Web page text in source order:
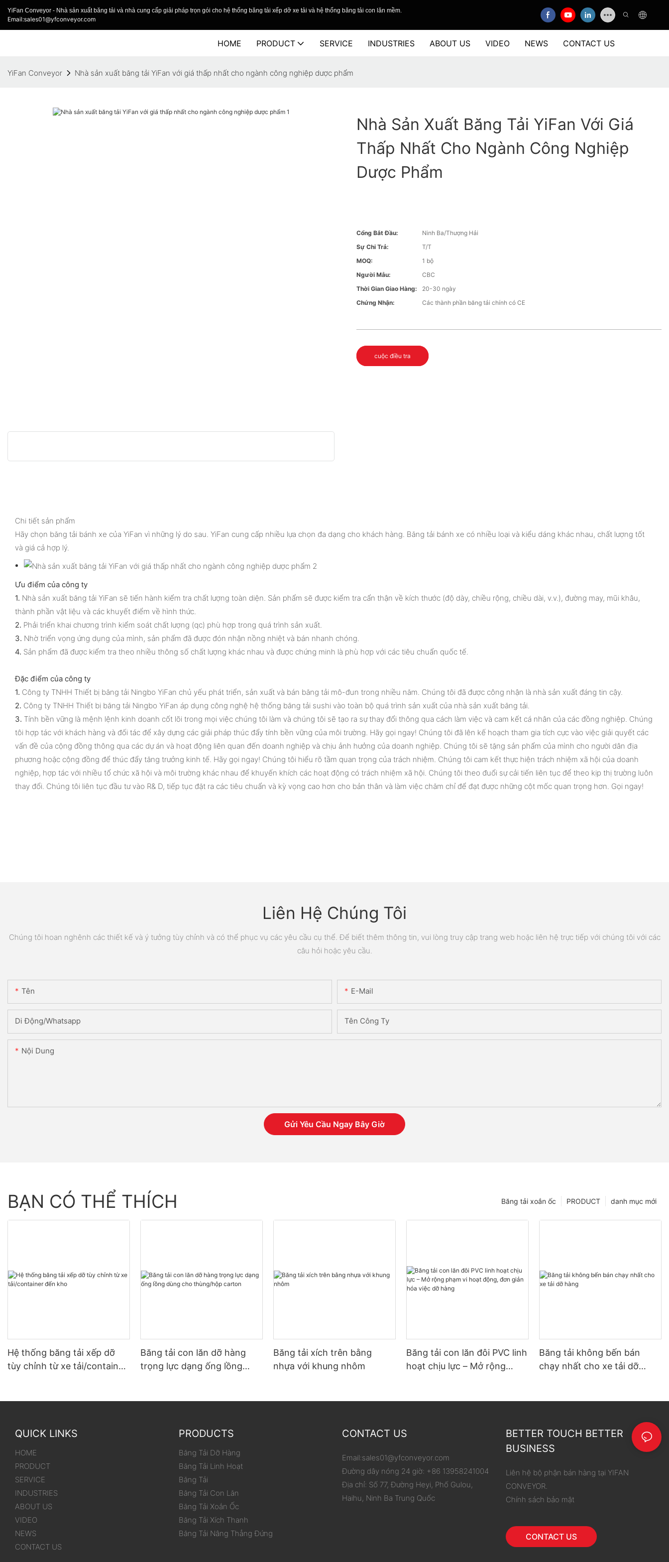
YiFan Conveyor - Nhà sản xuất băng tải và nhà cung cấp giải pháp trọn gói cho hệ thống băng tải xếp dỡ xe tải và hệ thống băng tải con lăn mềm.
Email:sales01@yfconveyor.com
HOME PRODUCT SERVICE INDUSTRIES ABOUT US VIDEO NEWS CONTACT US
YiFan Conveyor Nhà sản xuất băng tải YiFan với giá thấp nhất cho ngành công nghiệp dược phẩm
Nhà Sản Xuất Băng Tải YiFan Với Giá
Thấp Nhất Cho Ngành Công Nghiệp
Dược Phẩm
Cổng Bắt Đầu:
Ninh Ba/Thượng Hải
Sự Chi Trả:
T/T
MOQ:
1 bộ
Người Mẫu:
CBC
Thời Gian Giao Hàng:
20-30 ngày
Chứng Nhận:
Các thành phần băng tải chính có CE
cuộc điều tra
Chi tiết sản phẩm
Hãy chọn băng tải bánh xe của YiFan vì những lý do sau. YiFan cung cấp nhiều lựa chọn đa dạng cho khách hàng. Băng tải bánh xe có nhiều loại và kiểu dáng khác nhau, chất lượng tốt
và giá cả hợp lý.
Ưu điểm của công ty
1. Nhà sản xuất băng tải YiFan sẽ tiến hành kiểm tra chất lượng toàn diện. Sản phẩm sẽ được kiểm tra cẩn thận về kích thước (độ dày, chiều rộng, chiều dài, v.v.), đường may, mũi khâu,
thành phần vật liệu và các khuyết điểm về hình thức.
2. Phải triển khai chương trình kiểm soát chất lượng (qc) phù hợp trong quá trình sản xuất.
3. Nhờ triển vọng ứng dụng của mình, sản phẩm đã được đón nhận nồng nhiệt và bán nhanh chóng.
4. Sản phẩm đã được kiểm tra theo nhiều thông số chất lượng khác nhau và được chứng minh là phù hợp với các tiêu chuẩn quốc tế.
Đặc điểm của công ty
1. Công ty TNHH Thiết bị băng tải Ningbo YiFan chủ yếu phát triển, sản xuất và bán băng tải mô-đun trong nhiều năm. Chúng tôi đã được công nhận là nhà sản xuất đáng tin cậy.
2. Công ty TNHH Thiết bị băng tải Ningbo YiFan áp dụng công nghệ hệ thống băng tải sushi vào toàn bộ quá trình sản xuất của nhà sản xuất băng tải.
3. Tính bền vững là mệnh lệnh kinh doanh cốt lõi trong mọi việc chúng tôi làm và chúng tôi sẽ tạo ra sự thay đổi thông qua cách làm việc và cam kết cá nhân của các đồng nghiệp. Chúng
tôi hợp tác với khách hàng và đối tác để xây dựng các giải pháp thúc đẩy tính bền vững của môi trường. Hãy gọi ngay! Chúng tôi đã lên kế hoạch tham gia tích cực vào việc giải quyết các
vấn đề của cộng đồng thông qua các dự án và hoạt động liên quan đến doanh nghiệp và chịu ảnh hưởng của doanh nghiệp. Chúng tôi sẽ tặng sản phẩm của mình cho người dân địa
phương hoặc cộng đồng để thúc đẩy tăng trưởng kinh tế. Hãy gọi ngay! Chúng tôi hiểu rõ tầm quan trọng của trách nhiệm. Chúng tôi cam kết thực hiện trách nhiệm xã hội của doanh
nghiệp, hợp tác với nhiều tổ chức xã hội và môi trường khác nhau để khuyến khích các hoạt động có trách nhiệm xã hội. Chúng tôi theo đuổi sự cải tiến liên tục để theo kịp thị trường luôn
thay đổi. Chúng tôi liên tục đầu tư vào R& D, tiếp tục đặt ra các tiêu chuẩn và kỳ vọng cao hơn cho bản thân và làm việc chăm chỉ để đạt được những cột mốc quan trọng hơn. Gọi ngay!
Liên Hệ Chúng Tôi
Chúng tôi hoan nghênh các thiết kế và ý tưởng tùy chỉnh và có thể phục vụ các yêu cầu cụ thể. Để biết thêm thông tin, vui lòng truy cập trang web hoặc liên hệ trực tiếp với chúng tôi với các
câu hỏi hoặc yêu cầu.
Tên E-Mail
Di Động/Whatsapp Tên Công Ty
Nội Dung
Gửi Yêu Cầu Ngay Bây Giờ
BẠN CÓ THỂ THÍCH danh mục mới
PRODUCT
Băng tải xoắn ốc
Hệ thống băng tải xếp dỡ
tùy chỉnh từ xe tải/container
Băng tải con lăn dỡ hàng
trọng lực dạng ống lồng
Băng tải xích trên bằng
nhựa với khung nhôm
Băng tải con lăn đôi PVC linh
hoạt chịu lực – Mở rộng
Băng tải không bến bán
chạy nhất cho xe tải dỡ
QUICK LINKS
HOME
PRODUCT
SERVICE
INDUSTRIES
ABOUT US
VIDEO
NEWS
CONTACT US
PRODUCTS
Băng Tải Dỡ Hàng
Băng Tải Linh Hoạt
Băng Tải
Băng Tải Con Lăn
Băng Tải Xoắn Ốc
Băng Tải Xích Thanh
Băng Tải Nâng Thẳng Đứng
CONTACT US
Email:sales01@yfconveyor.com
Đường dây nóng 24 giờ: +86 13958241004
Địa chỉ: Số 77, Đường Heyi, Phố Gulou,
Haihu, Ninh Ba Trung Quốc
BETTER TOUCH BETTER
BUSINESS
Liên hệ bộ phận bán hàng tại YIFAN
CONVEYOR.
Chính sách bảo mật
CONTACT US